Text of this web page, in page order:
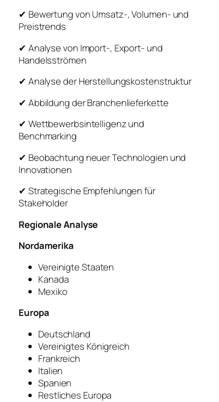
✔ Bewertung von Umsatz-, Volumen- und
Preistrends
✔ Analyse von Import-, Export- und
Handelsströmen
✔ Analyse der Herstellungskostenstruktur
✔ Abbildung der Branchenlieferkette
✔ Wettbewerbsintelligenz und
Benchmarking
✔ Beobachtung neuer Technologien und
Innovationen
✔ Strategische Empfehlungen für
Stakeholder
Regionale Analyse
Nordamerika
Vereinigte Staaten
Kanada
Mexiko
Europa
Deutschland
Vereinigtes Königreich
Frankreich
Italien
Spanien
Restliches Europa